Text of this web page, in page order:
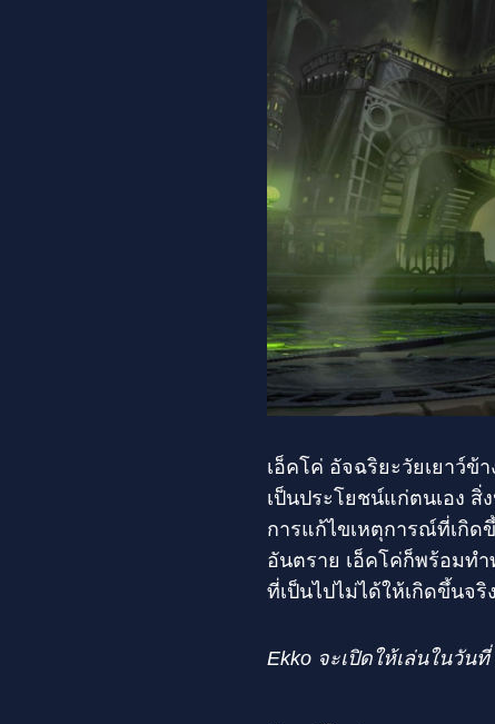
เอ็คโค่ อัจฉริยะวัยเยาว์
เป็นประโยชน์แก่ตนเอง สิ่
การแก้ไขเหตุการณ์ที่เกิด
อันตราย เอ็คโค่ก็พร้อมท
ที่เป็นไปไม่ได้ให้เกิดขึ้นจ
Ekko จะเปิดให้เล่นในวัน